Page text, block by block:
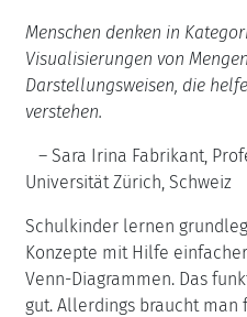
Menschen denken in
Visualisierungen von
Darstellungsweisen, die
verstehen.
– Sara Irina Fabrikant,
Universität Zürich, Schweiz
Schulkinder lernen
Konzepte mit Hilfe
Venn-Diagrammen. Das
gut. Allerdings braucht man